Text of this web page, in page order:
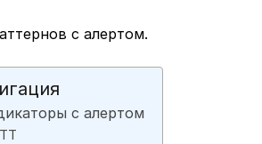
с алертом.
с алертом